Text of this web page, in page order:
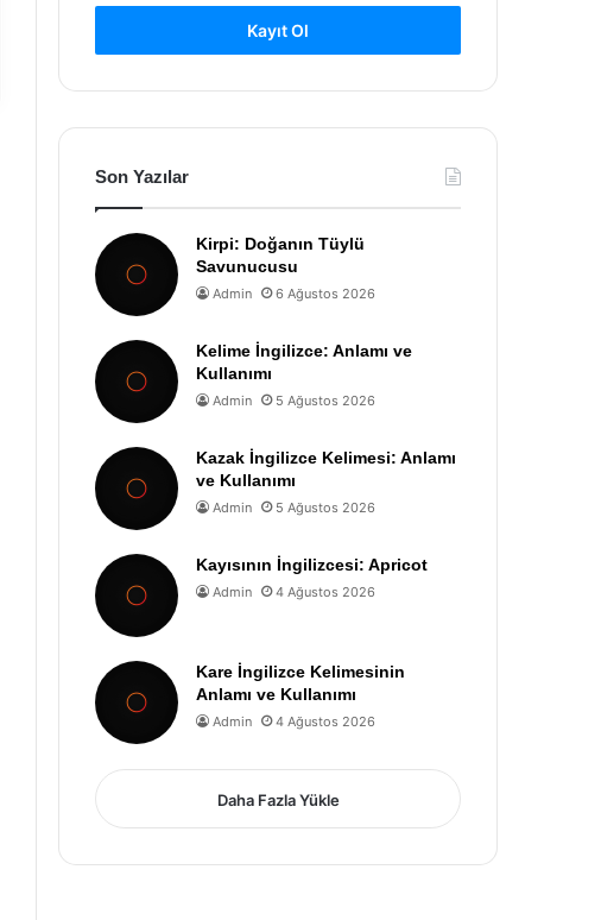
Kayıt Ol
Son Yazılar
Kirpi: Doğanın Tüylü
Savunucusu
Admin 6 Ağustos 2026
Kelime İngilizce: Anlamı ve
Kullanımı
Admin 5 Ağustos 2026
Kazak İngilizce Kelimesi: Anlamı
ve Kullanımı
Admin 5 Ağustos 2026
Kayısının İngilizcesi: Apricot
Admin 4 Ağustos 2026
Kare İngilizce Kelimesinin
Anlamı ve Kullanımı
Admin 4 Ağustos 2026
Daha Fazla Yükle